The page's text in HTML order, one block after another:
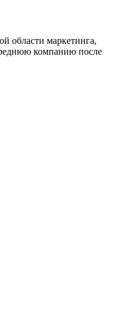
области маркетинга,
компанию после